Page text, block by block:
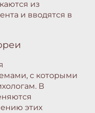
из
и вводятся в
с которыми
В
этих